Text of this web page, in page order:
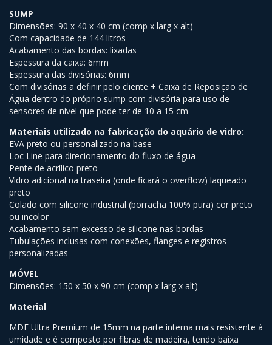
SUMP
Dimensões: 90 x 40 x 40 cm (comp x larg x alt)
Com capacidade de 144 litros
Acabamento das bordas: lixadas
Espessura da caixa: 6mm
Espessura das divisórias: 6mm
Com divisórias a definir pelo cliente + Caixa de Reposição de
Água dentro do próprio sump com divisória para uso de
sensores de nível que pode ter de 10 a 15 cm
Materiais utilizado na fabricação do aquário de vidro:
EVA preto ou personalizado na base
Loc Line para direcionamento do fluxo de água
Pente de acrílico preto
Vidro adicional na traseira (onde ficará o overflow) laqueado
preto
Colado com silicone industrial (borracha 100% pura) cor preto
ou incolor
Acabamento sem excesso de silicone nas bordas
Tubulações inclusas com conexões, flanges e registros
personalizadas
MÓVEL
Dimensões: 150 x 50 x 90 cm (comp x larg x alt)
Material
MDF Ultra Premium de 15mm na parte interna mais resistente à
umidade e é composto por fibras de madeira, tendo baixa